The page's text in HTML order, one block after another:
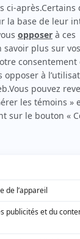
les
mais nous
et nous
Puisse
et saine
Le
lutter
la suite de